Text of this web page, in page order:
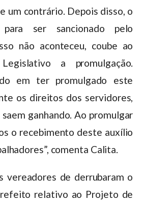
um contrário. Depois disso, o
ser sancionado pelo
não aconteceu, coube ao
a promulgação.
em ter promulgado este
os direitos dos servidores,
ganhando. Ao promulgar
o recebimento deste auxílio
comenta Calita.
vereadores de derrubaram o
relativo ao Projeto de